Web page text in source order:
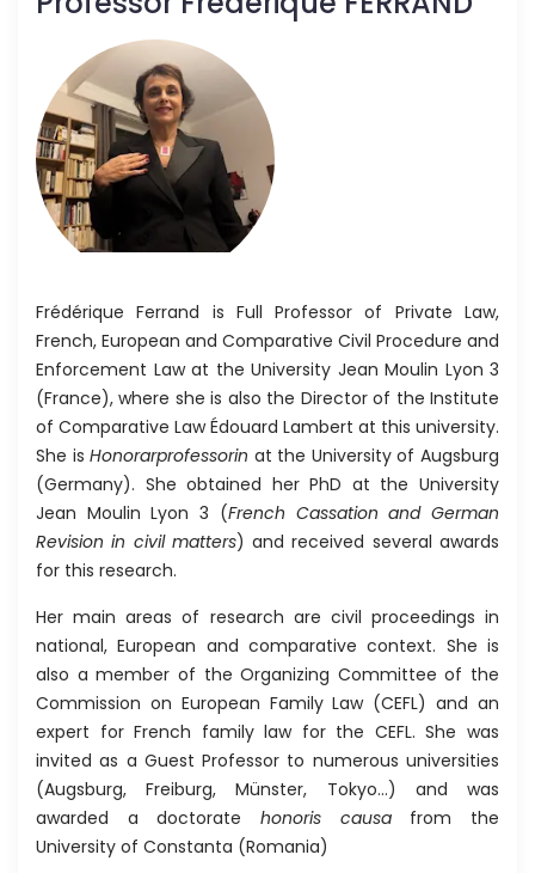
Frédérique Ferrand is Full Professor of Private Law,
French, European and Comparative Civil Procedure and
Enforcement Law at the University Jean Moulin Lyon 3
(France), where she is also the Director of the Institute
of Comparative Law Édouard Lambert at this university.
She isHonorarprofessorin at the University of Augsburg
(Germany). She obtained her PhD at the University
Jean Moulin Lyon 3 (French Cassation and German
Revision in civil matters) and received several awards
for this research.
Her main areas of research are civil proceedings in
national, European and comparative context. She is
also a member of the Organizing Committee of the
Commission on European Family Law (CEFL) and an
expert for French family law for the CEFL. She was
invited as a Guest Professor to numerous universities
(Augsburg, Freiburg, Münster, Tokyo…) and was
awarded a doctorate honoris causafrom the
University of Constanta (Romania)